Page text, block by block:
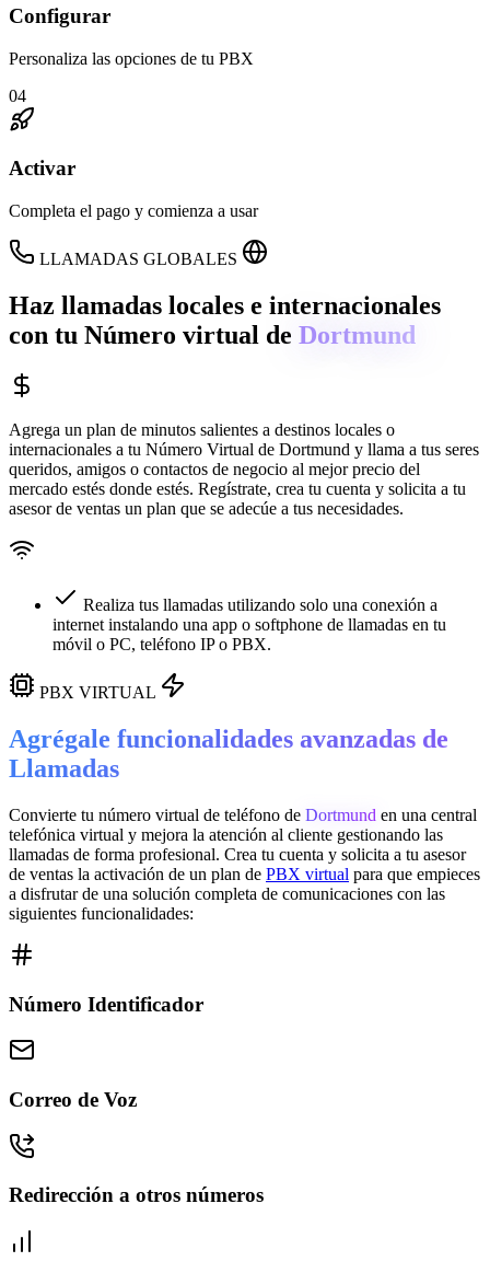
Configurar
Personaliza las opciones de tu PBX
04
Activar
Completa el pago y comienza a usar
LLAMADAS GLOBALES
Haz llamadas locales e internacionales
con tu Número virtual de Dortmund
Agrega un plan de minutos salientes a destinos locales o
internacionales a tu Número Virtual de Dortmund y llama a tus seres
queridos, amigos o contactos de negocio al mejor precio del
mercado estés donde estés. Regístrate, crea tu cuenta y solicita a tu
asesor de ventas un plan que se adecúe a tus necesidades.
Realiza tus llamadas utilizando solo una conexión a
internet instalando una app o softphone de llamadas en tu
móvil o PC, teléfono IP o PBX.
PBX VIRTUAL
Agrégale funcionalidades avanzadas de
Llamadas
Convierte tu número virtual de teléfono de Dortmund en una central
telefónica virtual y mejora la atención al cliente gestionando las
llamadas de forma profesional. Crea tu cuenta y solicita a tu asesor
de ventas la activación de un plan de PBX virtual para que empieces
a disfrutar de una solución completa de comunicaciones con las
siguientes funcionalidades:
Número Identificador
Correo de Voz
Redirección a otros números